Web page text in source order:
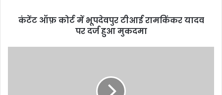
कंटेंट ऑफ़ कोर्ट में भूपदेवपुर टीआई रामकिंकर यादव
पर दर्ज हुआ मुकदमा